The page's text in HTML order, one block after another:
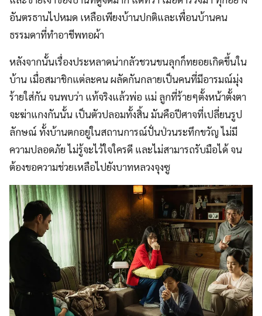
อันตรธานไปหมด เหลือเพียงบ้านปกติและเพื่อนบ้านคน
ธรรมดาที่ทำอาชีพทอผ้า
หลังจากนั้นเรื่องประหลาดน่ากลัวชวนขนลุกก็ทยอยเกิดขึ้นใน
บ้าน เมื่อสมาชิกแต่ละคน ผลัดกันกลายเป็นคนที่มีอารมณ์มุ่ง
ร้ายใส่กัน จนพบว่า แท้จริงแล้วพ่อ แม่ ลูกที่ร้ายๆตั้งหน้าตั้งตา
จะฆ่าแกงกันนั้น เป็นตัวปลอมทั้งสิ้น มันคือปีศาจที่เปลี่ยนรูป
ลักษณ์ ทั้งบ้านตกอยู่ในสถานการณ์ปั่นป่วนระทึกขวัญ ไม่มี
ความปลอดภัย ไม่รู้จะไว้ใจใครดี และไม่สามารถรับมือได้ จน
ต้องขอความช่วยเหลือไปยังบาทหลวงจุงซู